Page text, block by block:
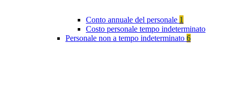
Conto annuale del personale 1
Costo personale tempo indeterminato
Personale non a tempo indeterminato 6